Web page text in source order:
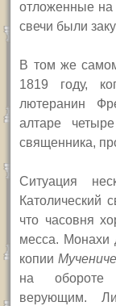
отложенные на
свечи были
В том же
1819 году,
лютеранин
алтаре
священника,
Ситуация
Католический
что часовня
месса. Монахи
копии
на обороте
верующим.